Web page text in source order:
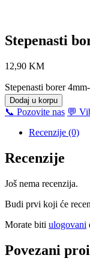
Stepenasti
12,90 KM
Stepenasti borer
Dodaj u korpu
📞 Pozovite nas 💬
Recenzije (0)
Recenzije
Još nema recenzija.
Budi prvi koji će
Morate biti ulogovani
Povezani